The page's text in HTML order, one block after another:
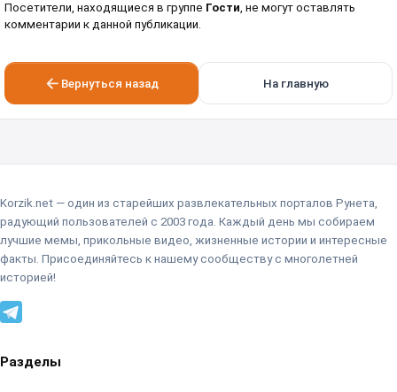
Посетители, находящиеся в группе Гости, не могут оставлять
комментарии к данной публикации.
Вернуться назад На главную
Korzik.net — один из старейших развлекательных порталов Рунета,
радующий пользователей с 2003 года. Каждый день мы собираем
лучшие мемы, прикольные видео, жизненные истории и интересные
факты. Присоединяйтесь к нашему сообществу с многолетней
историей!
Разделы